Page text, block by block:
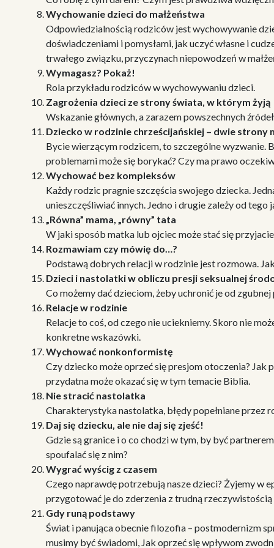
Wychowanie dzieci do małżeństwa
Odpowiedzialnością rodziców jest wychowywanie
doświadczeniami i pomysłami, jak uczyć własne i
trwałego związku, przyczynach niepowodzeń w
Wymagasz? Pokaż!
Rola przykładu rodziców w wychowywaniu dzieci.
Zagrożenia dzieci ze strony świata, w którym żyją
Wskazanie głównych, a zarazem powszechnych
Dziecko w rodzinie chrześcijańskiej – dwie strony
Bycie wierzącym rodzicem, to szczególne wyzwanie.
problemami może się borykać? Czy ma prawo
Wychować bez kompleksów
Każdy rodzic pragnie szczęścia swojego dziecka.
unieszczęśliwiać innych. Jedno i drugie zależy od
„Równa” mama, „równy” tata
W jaki sposób matka lub ojciec może stać się
Rozmawiam czy mówię do…?
Podstawą dobrych relacji w rodzinie jest rozmowa.
Dzieci i nastolatki w obliczu presji seksualnej
Co możemy dać dzieciom, żeby uchronić je od zgubnej
Relacje w rodzinie
Relacje to coś, od czego nie uciekniemy. Skoro nie
konkretne wskazówki.
Wychować nonkonformistę
Czy dziecko może oprzeć się presjom otoczenia? Jak
przydatna może okazać się w tym temacie Biblia.
Nie stracić nastolatka
Charakterystyka nastolatka, błędy popełniane przez
Daj się dziecku, ale nie daj się zjeść!
Gdzie są granice i o co chodzi w tym, by być
spoufalać się z nim?
Wygrać wyścig z czasem
Czego naprawdę potrzebują nasze dzieci? Żyjemy w
przygotować je do zderzenia z trudną
Gdy runą podstawy
Świat i panująca obecnie filozofia – postmodernizm
musimy być świadomi, Jak oprzeć się wpływom